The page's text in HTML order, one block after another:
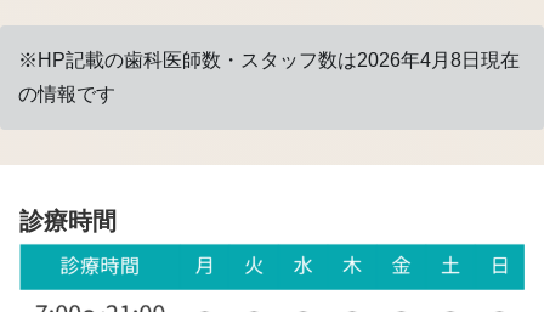
※HP記載の歯科医師数・スタッフ数は2026年4月8日現在
の情報です
診療時間